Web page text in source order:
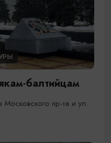
балтийцам
Московского пр-та и ул.